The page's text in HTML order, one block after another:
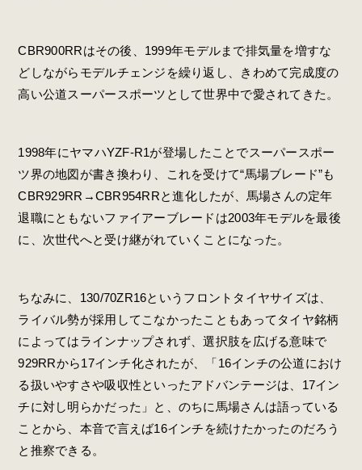
CBR900RRはその後、1999年モデルまで排気量を増すな
どしながらモデルチェンジを繰り返し、きわめて完成度の
高い公道スーパースポーツとして世界中で愛されてきた。
1998年にヤマハYZF-R1が登場したことでスーパースポー
ツ界の地図が書き換わり、これを受けて“馬場ブレード”も
CBR929RR→CBR954RRと進化したが、馬場さんの定年
退職にともないファイアーブレードは2003年モデルを最後
に、次世代へと受け継がれていくことになった。
ちなみに、130/70ZR16というフロントタイヤサイズは、
ライバル勢が採用してこなかったこともあってタイヤ銘柄
によってはラインナップされず、選択肢を広げる意味で
929RRから17インチ化されたが、「16インチの公道におけ
る扱いやすさや吸収性といったアドバンテージは、17イン
チに対し明らかだった」と、のちに馬場さんは語っている
ことから、本音で言えば16インチを続けたかったのだろう
と推察できる。